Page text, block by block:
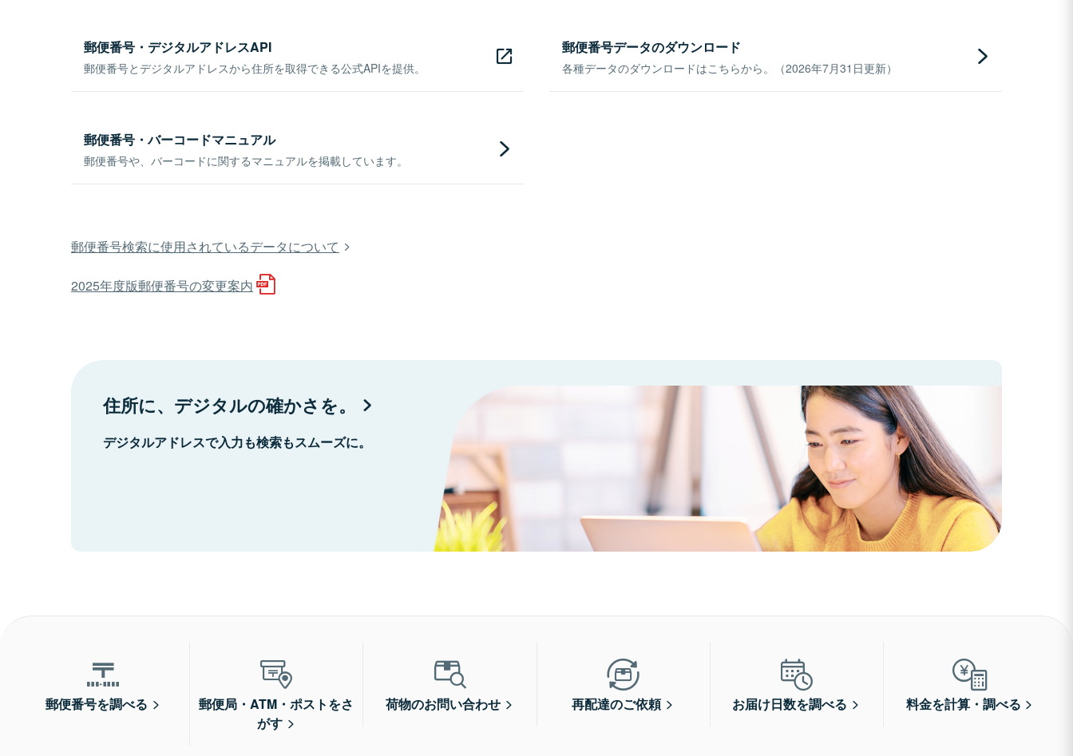
郵便番号・デジタルアドレスAPI
郵便番号とデジタルアドレスから住所を取得できる公式APIを提供。
郵便番号データのダウンロード
各種データのダウンロードはこちらから。（2026年7月31日更新）
郵便番号・バーコードマニュアル
郵便番号や、バーコードに関するマニュアルを掲載しています。
郵便番号検索に使用されているデータについて
2025年度版郵便番号の変更案内
住所に、デジタルの確かさを。
デジタルアドレスで入力も検索もスムーズに。
郵便番号を調べる
郵便局・ATM・ポストをさ
がす
荷物のお問い合わせ 再配達のご依頼 お届け日数を調べる 料金を計算・調べる